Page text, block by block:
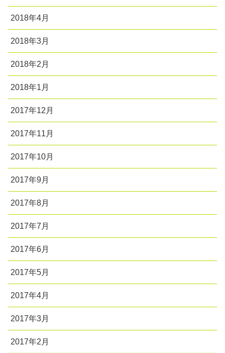
2018年4月
2018年3月
2018年2月
2018年1月
2017年12月
2017年11月
2017年10月
2017年9月
2017年8月
2017年7月
2017年6月
2017年5月
2017年4月
2017年3月
2017年2月